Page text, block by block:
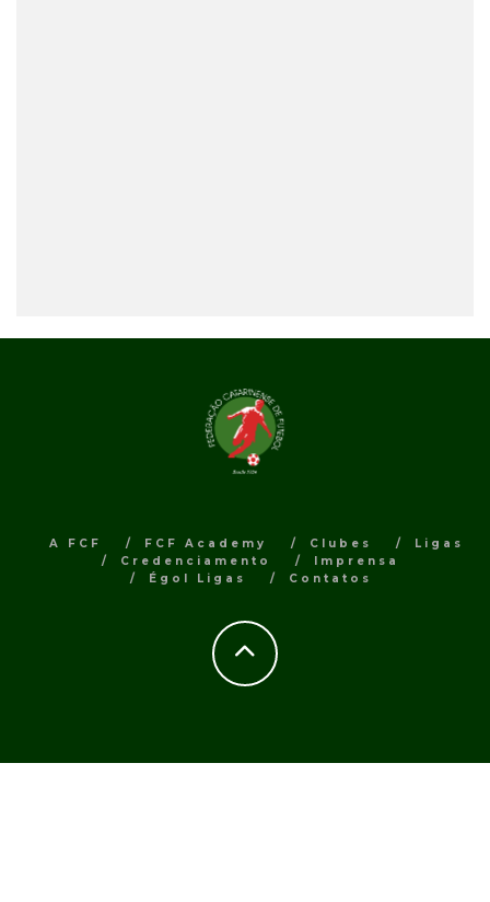
A FCF FCF Academy Clubes
Ligas
Credenciamento
Imprensa
Égol Ligas
Contatos